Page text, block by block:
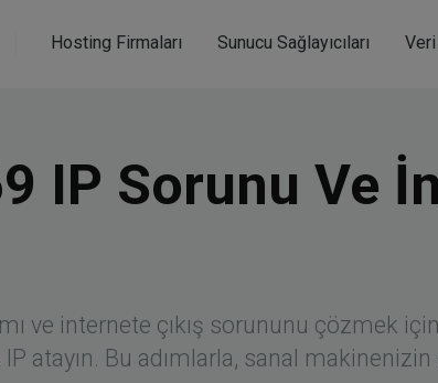
Hosting Firmaları Sunucu Sağlayıcıları
IP Sorunu Ve
ve internete çıkış sorununu çözmek
atayın. Bu adımlarla, sanal